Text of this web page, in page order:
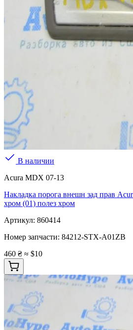
В наличии
Acura MDX 07-13
Накладка порога внешн зад прав
хром (01) полез хром
Артикул: 860414
Номер запчасти: 84212-STX-A01ZB
460 ₴ ≈ $10